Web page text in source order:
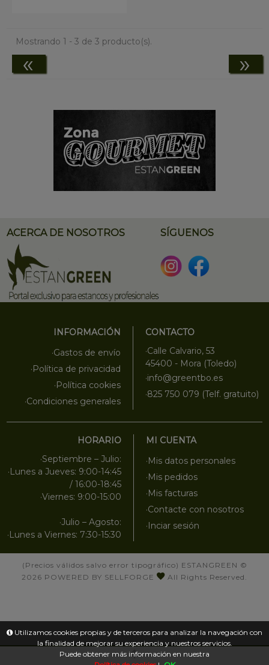
Mostrando 1 - 3 de 3 producto(s).
« »
ACERCA DE NOSOTROS SÍGUENOS
INFORMACIÓN
·Gastos de envío
·Política de privacidad
·Política cookies
·Condiciones generales
CONTACTO
·Calle Calvario, 53
45400 - Mora (Toledo)
·info@greentbo.es
·825 750 079 (Telf. gratuito)
HORARIO
·Septiembre – Julio:
·Lunes a Jueves: 9:00-14:45
/ 16:00-18:45
·Viernes: 9:00-15:00
·Julio – Agosto:
·Lunes a Viernes: 7:30-15:30
MI CUENTA
·Mis datos personales
·Mis pedidos
·Mis facturas
·Contacte con nosotros
·Inciar sesión
(Precios válidos salvo error tipográfico) ESTANGREEN ©
2026 POWERED BY SELLFORGE All Rights Reserved.
Utilizamos cookies propias y de terceros para analizar la navegación con
la finalidad de mejorar su experiencia y nuestros servicios.
Puede obtener más información en nuestra